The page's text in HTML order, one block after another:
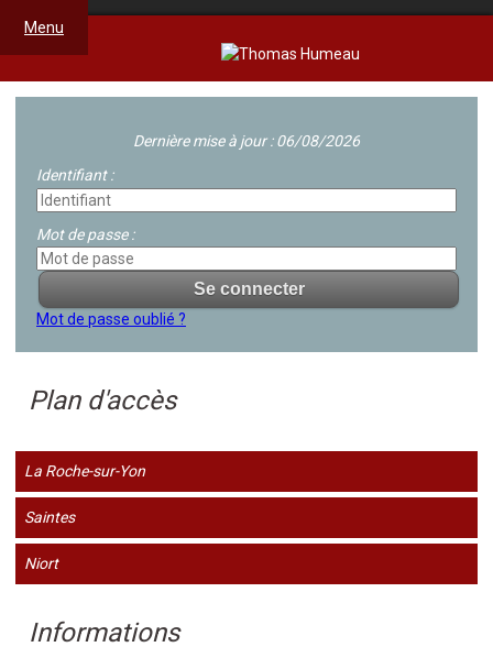
Menu
Dernière mise à jour : 06/08/2026
Identifiant :
Mot de passe :
Mot de passe oublié ?
Plan d'accès
La Roche-sur-Yon
Saintes
Niort
Informations